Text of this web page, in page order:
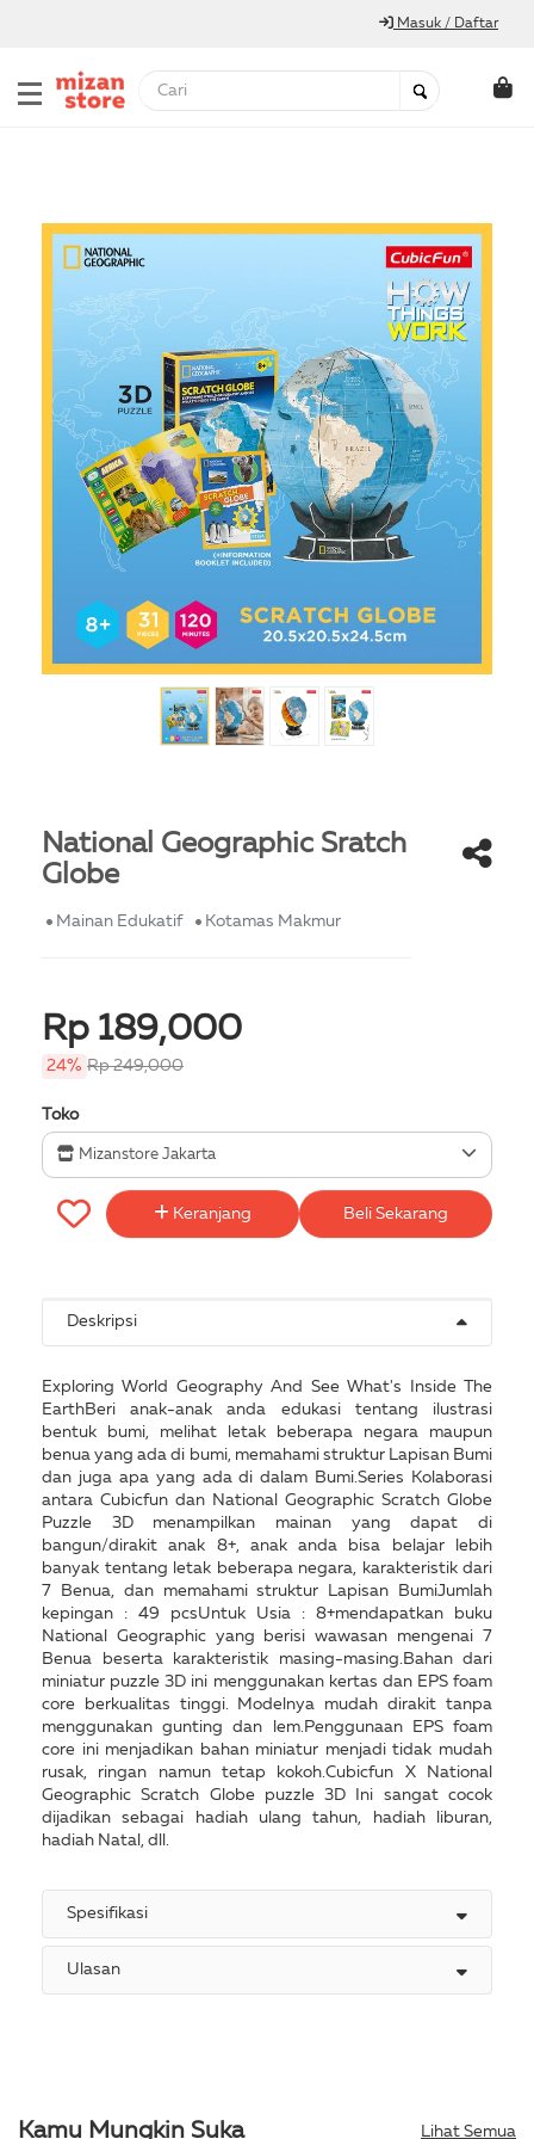
Masuk / Daftar
National Geographic Sratch
Globe
Mainan Edukatif Kotamas Makmur
Rp 189,000
24% Rp 249,000
Toko
Mizanstore Jakarta
Keranjang Beli Sekarang
Deskripsi
Exploring World Geography And See What's Inside The
EarthBeri anak-anak anda edukasi tentang ilustrasi
bentuk bumi, melihat letak beberapa negara maupun
benua yang ada di bumi, memahami struktur Lapisan Bumi
dan juga apa yang ada di dalam Bumi.Series Kolaborasi
antara Cubicfun dan National Geographic Scratch Globe
Puzzle 3D menampilkan mainan yang dapat di
bangun/dirakit anak 8+, anak anda bisa belajar lebih
banyak tentang letak beberapa negara, karakteristik dari
7 Benua, dan memahami struktur Lapisan BumiJumlah
kepingan : 49 pcsUntuk Usia : 8+mendapatkan buku
National Geographic yang berisi wawasan mengenai 7
Benua beserta karakteristik masing-masing.Bahan dari
miniatur puzzle 3D ini menggunakan kertas dan EPS foam
core berkualitas tinggi. Modelnya mudah dirakit tanpa
menggunakan gunting dan lem.Penggunaan EPS foam
core ini menjadikan bahan miniatur menjadi tidak mudah
rusak, ringan namun tetap kokoh.Cubicfun X National
Geographic Scratch Globe puzzle 3D Ini sangat cocok
dijadikan sebagai hadiah ulang tahun, hadiah liburan,
hadiah Natal, dll.
Spesifikasi
Ulasan
Kamu Mungkin Suka Lihat Semua